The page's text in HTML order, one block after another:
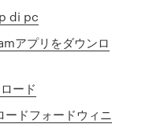
di pc
アプリをダウンロ
ード
ードフォードウィニ